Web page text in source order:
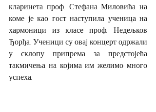
кларинета проф. Стефана Миловића на
коме је као гост наступила ученица на
хармоници из класе проф. Недељков
Ђорђа. Ученици су овај концерт одржали
у склопу припрема за предстојећа
такмичења на којима им желимо много
успеха.